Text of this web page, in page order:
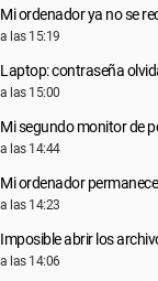
Mi ordenador ya no se
a las 15:19
Laptop: contraseña
a las 15:00
Mi segundo monitor de
a las 14:44
Mi ordenador
a las 14:23
Imposible abrir los
a las 14:06